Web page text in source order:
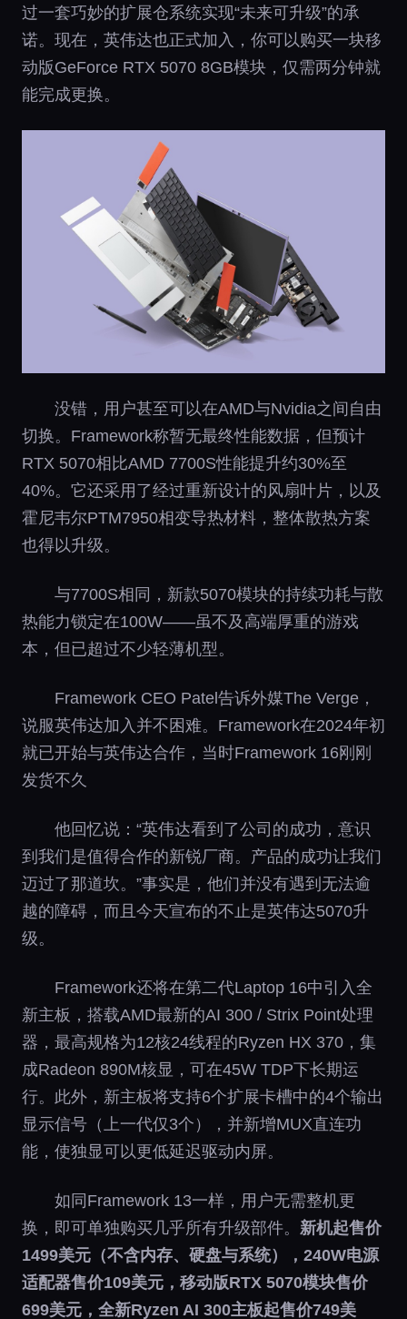
过一套巧妙的扩展仓系统实现“未来可升级”的承
诺。现在，英伟达也正式加入，你可以购买一块移
动版GeForce RTX 5070 8GB模块，仅需两分钟就
能完成更换。
没错，用户甚至可以在AMD与Nvidia之间自由
切换。Framework称暂无最终性能数据，但预计
RTX 5070相比AMD 7700S性能提升约30%至
40%。它还采用了经过重新设计的风扇叶片，以及
霍尼韦尔PTM7950相变导热材料，整体散热方案
也得以升级。
与7700S相同，新款5070模块的持续功耗与散
热能力锁定在100W——虽不及高端厚重的游戏
本，但已超过不少轻薄机型。
Framework CEO Patel告诉外媒The Verge，
说服英伟达加入并不困难。Framework在2024年初
就已开始与英伟达合作，当时Framework 16刚刚
发货不久
他回忆说：“英伟达看到了公司的成功，意识
到我们是值得合作的新锐厂商。产品的成功让我们
迈过了那道坎。”事实是，他们并没有遇到无法逾
越的障碍，而且今天宣布的不止是英伟达5070升
级。
Framework还将在第二代Laptop 16中引入全
新主板，搭载AMD最新的AI 300 / Strix Point处理
器，最高规格为12核24线程的Ryzen HX 370，集
成Radeon 890M核显，可在45W TDP下长期运
行。此外，新主板将支持6个扩展卡槽中的4个输出
显示信号（上一代仅3个），并新增MUX直连功
能，使独显可以更低延迟驱动内屏。
如同Framework 13一样，用户无需整机更
换，即可单独购买几乎所有升级部件。 新机起售价
1499美元（不含内存、硬盘与系统），240W电源
适配器售价109美元，移动版RTX 5070模块售价
699美元，全新Ryzen AI 300主板起售价749美